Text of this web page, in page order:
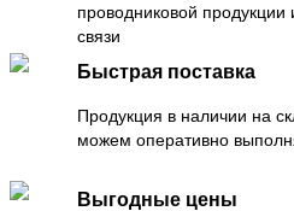
проводниковой
связи
Быстрая поставка
Продукция в наличии на
можем оперативно
Выгодные цены